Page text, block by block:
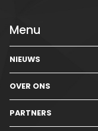
Menu
NIEUWS
OVER ONS
PARTNERS